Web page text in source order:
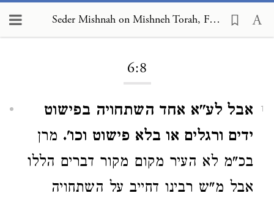
Seder Mishnah on Mishneh Torah, Foreign Worship and Customs of the Nations 6:8
6:8
1
אבל לע"א אחד השתחויה בפישוט
ידים ורגלים או בלא פישוט וכו'. מרן
בכ"מ לא העיר מקום מקור דברים הללו
אבל מ"ש רבינו דחייב על השתחויה